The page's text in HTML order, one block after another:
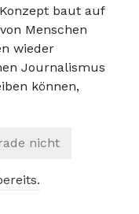
nochmal so
baut auf
Menschen
wieder
Journalismus
können,
nicht